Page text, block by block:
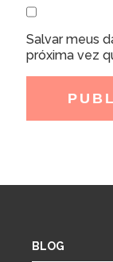
Salvar meus
próxima vez
BLOG